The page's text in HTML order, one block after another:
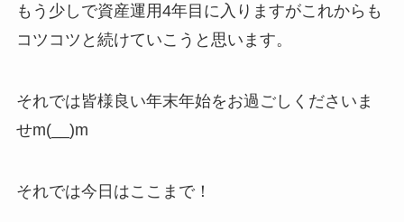
もう少しで資産運用4年目に入りますがこれからも
コツコツと続けていこうと思います。
それでは皆様良い年末年始をお過ごしくださいま
せm(__)m
それでは今日はここまで！